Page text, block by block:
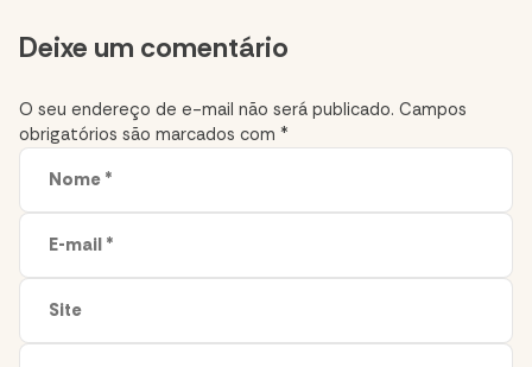
Comment
section
Deixe um comentário
O seu endereço de e-mail não será publicado. Campos
obrigatórios são marcados com *